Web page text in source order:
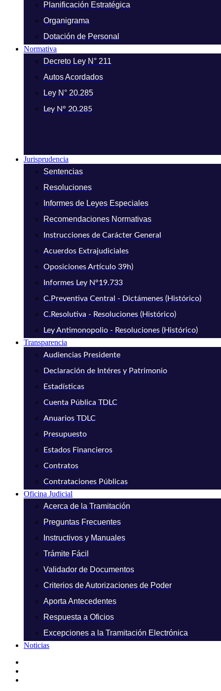
Planificación Estratégica
Organigrama
Dotación de Personal
Normativa
Decreto Ley N° 211
Autos Acordados
Ley N° 20.285
Ley N° 20.285
Jurisprudencia
Sentencias
Resoluciones
Informes de Leyes Especiales
Recomendaciones Normativas
Instrucciones de Carácter General
Acuerdos Extrajudiciales
Oposiciones Artículo 39h)
Informes Ley N°19.733
C.Preventiva Central - Dictámenes (Histórico)
C.Resolutiva - Resoluciones (Histórico)
Ley Antimonopolio - Resoluciones (Histórico)
Transparencia
Audiencias Presidente
Declaración de Intéres y Patrimonio
Estadísticas
Cuenta Pública TDLC
Anuarios TDLC
Presupuesto
Estados Financieros
Contratos
Contrataciones Públicas
Oficina Judicial
Acerca de la Tramitación
Preguntas Frecuentes
Instructivos y Manuales
Trámite Fácil
Validador de Documentos
Criterios de Autorizaciones de Poder
Aporta Antecedentes
Respuesta a Oficios
Excepciones a la Tramitación Electrónica
Noticias